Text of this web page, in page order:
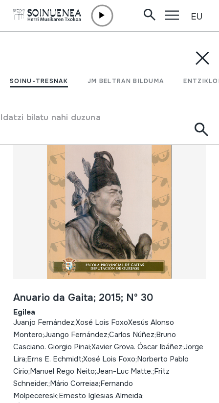
SOINU-TRESNAK JM BELTRAN BILDUMA
Idatzi bilatu nahi duzuna
EU
Filtratu
Anuario da Gaita; 2015; Nº 30
Egilea
Juanjo Fernández;Xosé Lois FoxoXesús Alonso
Montero;Juango Fernández;Carlos Núñez;Bruno
Casciano. Giorgio Pinai;Xavier Grova. Óscar Ibáñez;Jorge
Lira;Erns E. Echmidt;Xosé Lois Foxo;Norberto Pablo
Cirio;Manuel Rego Neito;Jean-Luc Matte.;Fritz
Schneider.;Mário Correiaa;Fernando
Molpeceresk;Ernesto Iglesias Almeida;